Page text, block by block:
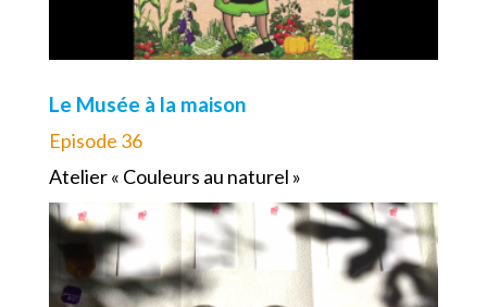
Le Musée à la maison
Episode 36
Atelier « Couleurs au naturel »